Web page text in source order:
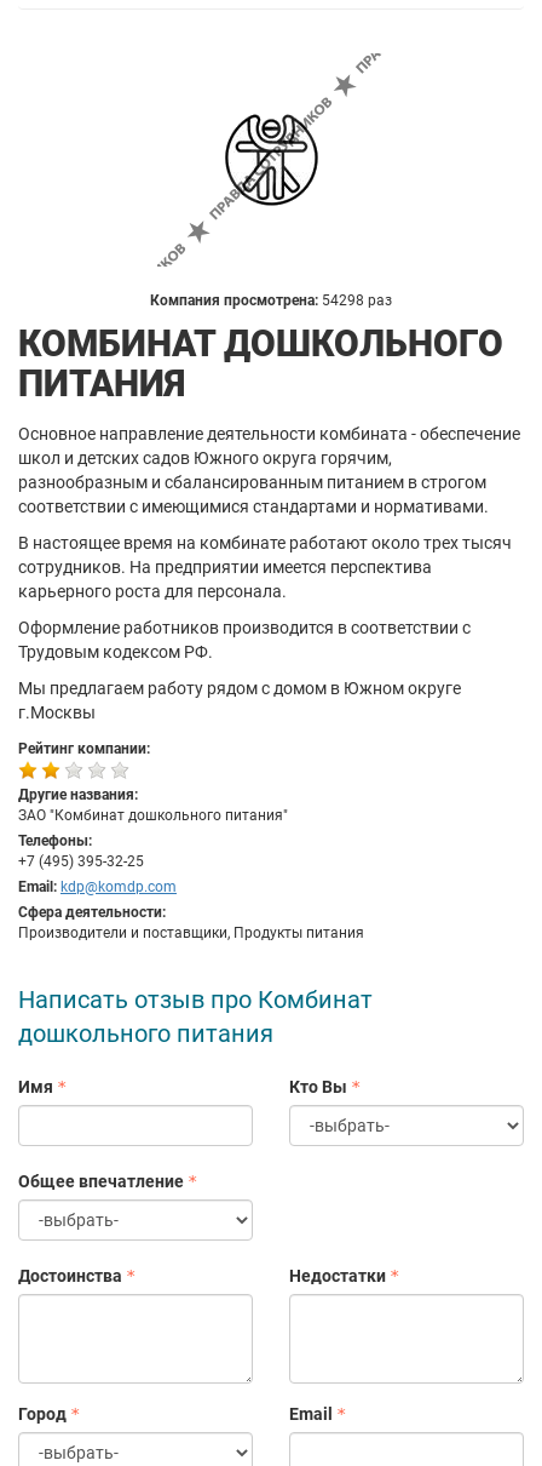
Компания просмотрена: 54298 раз
КОМБИНАТ ДОШКОЛЬНОГО
ПИТАНИЯ
Основное направление деятельности комбината - обеспечение
школ и детских садов Южного округа горячим,
разнообразным и сбалансированным питанием в строгом
соответствии с имеющимися стандартами и нормативами.
В настоящее время на комбинате работают около трех тысяч
сотрудников. На предприятии имеется перспектива
карьерного роста для персонала.
Оформление работников производится в соответствии с
Трудовым кодексом РФ.
Мы предлагаем работу рядом с домом в Южном округе
г.Москвы
Рейтинг компании:
Другие названия:
ЗАО "Комбинат дошкольного питания"
Телефоны:
+7 (495) 395-32-25
Email: kdp@komdp.com
Сфера деятельности:
Производители и поставщики, Продукты питания
Написать отзыв про Комбинат
дошкольного питания
Имя Кто Вы
Общее впечатление
Достоинства Недостатки
Город Email